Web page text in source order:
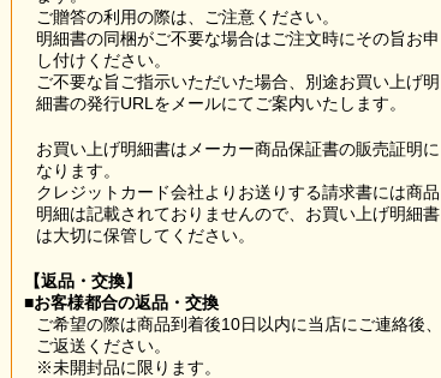
ご贈答の利用の際は、ご注意ください。
明細書の同梱がご不要な場合はご注文時にその旨お申
し付けください。
ご不要な旨ご指示いただいた場合、別途お買い上げ明
細書の発行URLをメールにてご案内いたします。
お買い上げ明細書はメーカー商品保証書の販売証明に
なります。
クレジットカード会社よりお送りする請求書には商品
明細は記載されておりませんので、お買い上げ明細書
は大切に保管してください。
【返品・交換】
■お客様都合の返品・交換
ご希望の際は商品到着後10日以内に当店にご連絡後、
ご返送ください。
※未開封品に限ります。